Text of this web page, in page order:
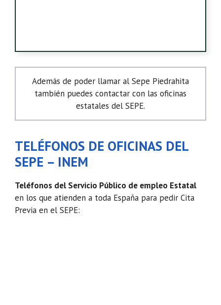
Además de poder llamar al Sepe Piedrahita
también puedes contactar con las oficinas
estatales del SEPE.
TELÉFONOS DE OFICINAS DEL
SEPE – INEM
Teléfonos del Servicio Público de empleo Estatal
en los que atienden a toda España para pedir Cita
Previa en el SEPE: